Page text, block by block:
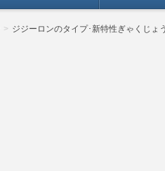
ジジーロンのタイプ･新特性ぎゃくじょ